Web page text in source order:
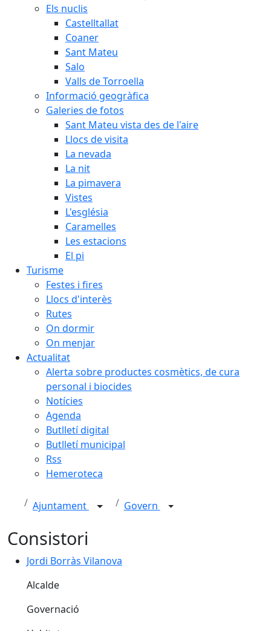
Els nuclis
Castelltallat
Coaner
Sant Mateu
Salo
Valls de Torroella
Informació geogràfica
Galeries de fotos
Sant Mateu vista des de l'aire
Llocs de visita
La nevada
La nit
La pimavera
Vistes
L'església
Caramelles
Les estacions
El pi
Turisme
Festes i fires
Llocs d'interès
Rutes
On dormir
On menjar
Actualitat
Alerta sobre productes cosmètics, de cura
personal i biocides
Notícies
Agenda
Butlletí digital
Butlletí municipal
Rss
Hemeroteca
Ajuntament Govern
Consistori
Jordi Borràs Vilanova
Jordi Borràs Vilanova
Alcalde
Governació